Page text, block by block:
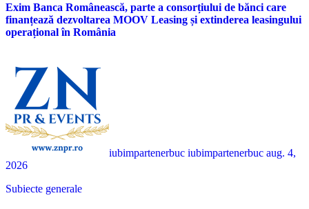
Exim Banca Românească, parte a consorțiului de bănci care
finanțează dezvoltarea MOOV Leasing și extinderea leasingului
operațional în România
iubimpartenerbuc iubimpartenerbuc aug. 4,
2026
Subiecte generale